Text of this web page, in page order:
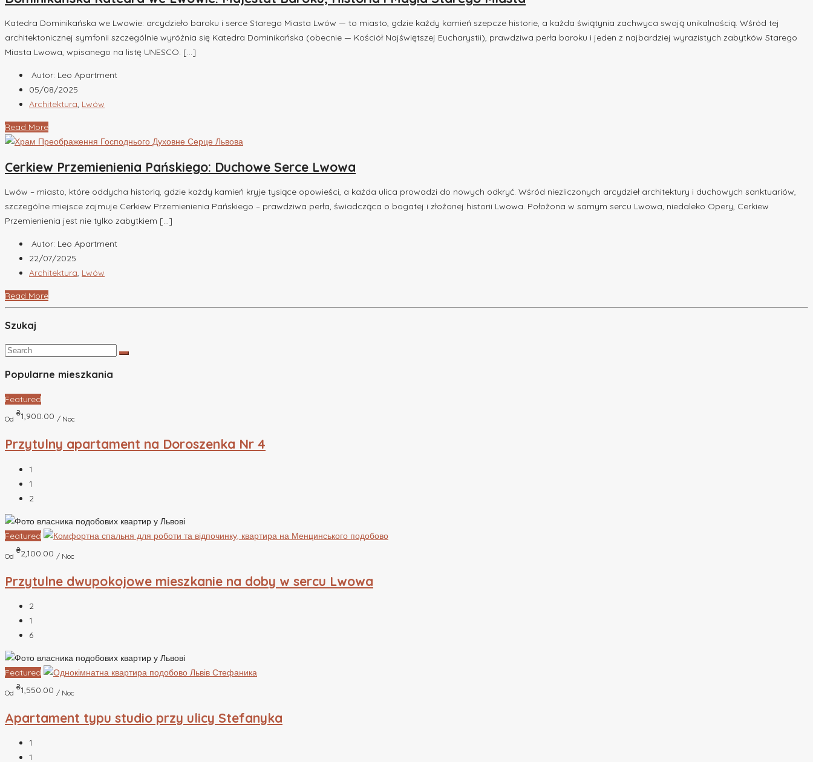
Katedra Dominikańska we Lwowie: arcydzieło baroku i serce Starego Miasta Lwów — to miasto, gdzie każdy kamień szepcze historie, a każda świątynia zachwyca swoją unikalnością. Wśród tej
architektonicznej symfonii szczególnie wyróżnia się Katedra Dominikańska (obecnie — Kościół Najświętszej Eucharystii), prawdziwa perła baroku i jeden z najbardziej wyrazistych zabytków Starego
Miasta Lwowa, wpisanego na listę UNESCO. […]
Autor: Leo Apartment
05/08/2025
Architektura, Lwów
Read More
Cerkiew Przemienienia Pańskiego: Duchowe Serce Lwowa
Lwów – miasto, które oddycha historią, gdzie każdy kamień kryje tysiące opowieści, a każda ulica prowadzi do nowych odkryć. Wśród niezliczonych arcydzieł architektury i duchowych sanktuariów,
szczególne miejsce zajmuje Cerkiew Przemienienia Pańskiego – prawdziwa perła, świadcząca o bogatej i złożonej historii Lwowa. Położona w samym sercu Lwowa, niedaleko Opery, Cerkiew
Przemienienia jest nie tylko zabytkiem […]
Autor: Leo Apartment
22/07/2025
Architektura, Lwów
Read More
Szukaj
Popularne mieszkania
Featured
Od
₴1,900.00 / Noc
Przytulny apartament na Doroszenka Nr 4
1
1
2
Featured
Od
₴2,100.00 / Noc
Przytulne dwupokojowe mieszkanie na doby w sercu Lwowa
2
1
6
Featured
Od
₴1,550.00 / Noc
Apartament typu studio przy ulicy Stefanyka
1
1